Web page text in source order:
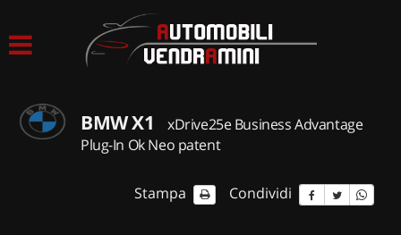
ACQUISTIAMO USATO
BMW X1
xDrive25e Business Advantage
Plug-In Ok Neo patent
Stampa Condividi